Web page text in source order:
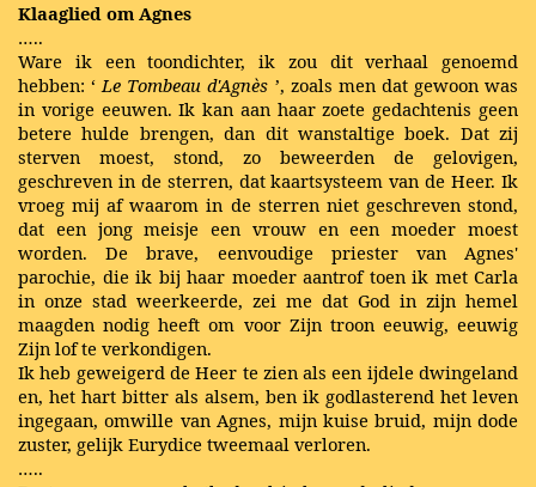
Klaaglied om Agnes
…..
Ware ik een toondichter, ik zou dit verhaal genoemd
hebben: ‘ Le Tombeau d'Agnès ’, zoals men dat gewoon was
in vorige eeuwen. Ik kan aan haar zoete gedachtenis geen
betere hulde brengen, dan dit wanstaltige boek. Dat zij
sterven moest, stond, zo beweerden de gelovigen,
geschreven in de sterren, dat kaartsysteem van de Heer. Ik
vroeg mij af waarom in de sterren niet geschreven stond,
dat een jong meisje een vrouw en een moeder moest
worden. De brave, eenvoudige priester van Agnes'
parochie, die ik bij haar moeder aantrof toen ik met Carla
in onze stad weerkeerde, zei me dat God in zijn hemel
maagden nodig heeft om voor Zijn troon eeuwig, eeuwig
Zijn lof te verkondigen.
Ik heb geweigerd de Heer te zien als een ijdele dwingeland
en, het hart bitter als alsem, ben ik godlasterend het leven
ingegaan, omwille van Agnes, mijn kuise bruid, mijn dode
zuster, gelijk Eurydice tweemaal verloren.
…..